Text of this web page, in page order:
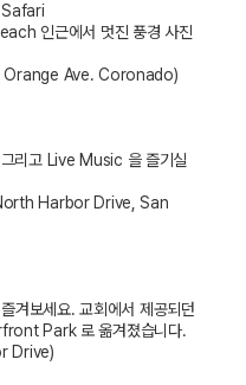
인근에서 멋진 풍경 사진
Orange Ave. Coronado)
리고 Live Music 을 즐기실
Harbor Drive, San
겨보세요.교회에서 제공되던
Park 로 옮겨졌습니다.
Drive)